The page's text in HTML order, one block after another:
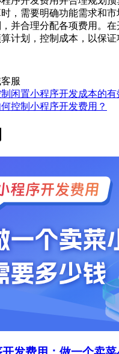
，需要明确功能需求和
并合理分配各项费用。
计划，控制成本，以保证
制闲置小程序开发成本的有
控制小程序开发费用？